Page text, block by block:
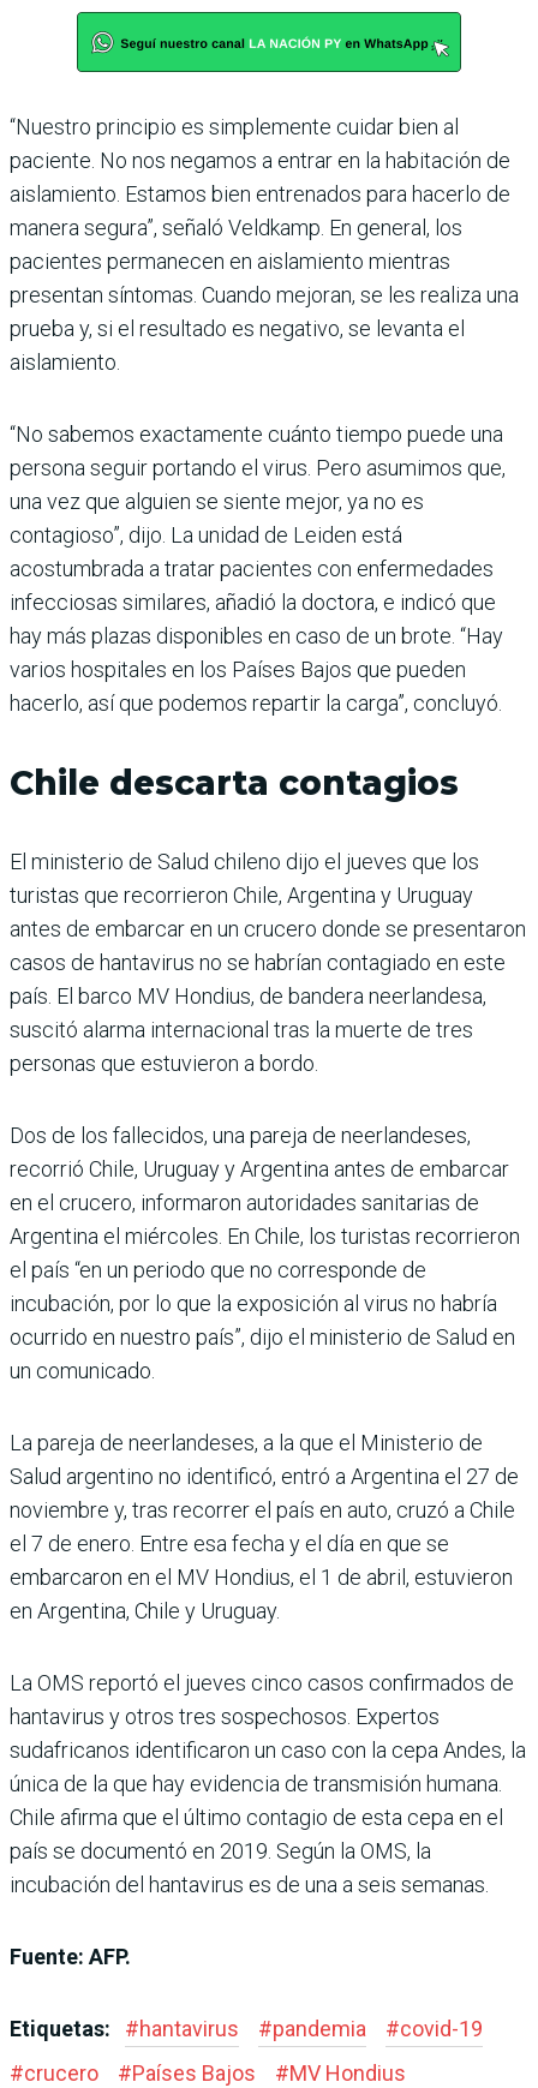
“Nuestro principio es simplemente cuidar bien al
paciente. No nos negamos a entrar en la habitación de
aislamiento. Estamos bien entrenados para hacerlo de
manera segura”, señaló Veldkamp. En general, los
pacientes permanecen en aislamiento mientras
presentan síntomas. Cuando mejoran, se les realiza una
prueba y, si el resultado es negativo, se levanta el
aislamiento.
“No sabemos exactamente cuánto tiempo puede una
persona seguir portando el virus. Pero asumimos que,
una vez que alguien se siente mejor, ya no es
contagioso”, dijo. La unidad de Leiden está
acostumbrada a tratar pacientes con enfermedades
infecciosas similares, añadió la doctora, e indicó que
hay más plazas disponibles en caso de un brote. “Hay
varios hospitales en los Países Bajos que pueden
hacerlo, así que podemos repartir la carga”, concluyó.
Chile descarta contagios
El ministerio de Salud chileno dijo el jueves que los
turistas que recorrieron Chile, Argentina y Uruguay
antes de embarcar en un crucero donde se presentaron
casos de hantavirus no se habrían contagiado en este
país. El barco MV Hondius, de bandera neerlandesa,
suscitó alarma internacional tras la muerte de tres
personas que estuvieron a bordo.
Dos de los fallecidos, una pareja de neerlandeses,
recorrió Chile, Uruguay y Argentina antes de embarcar
en el crucero, informaron autoridades sanitarias de
Argentina el miércoles. En Chile, los turistas recorrieron
el país “en un periodo que no corresponde de
incubación, por lo que la exposición al virus no habría
ocurrido en nuestro país”, dijo el ministerio de Salud en
un comunicado.
La pareja de neerlandeses, a la que el Ministerio de
Salud argentino no identificó, entró a Argentina el 27 de
noviembre y, tras recorrer el país en auto, cruzó a Chile
el 7 de enero. Entre esa fecha y el día en que se
embarcaron en el MV Hondius, el 1 de abril, estuvieron
en Argentina, Chile y Uruguay.
La OMS reportó el jueves cinco casos confirmados de
hantavirus y otros tres sospechosos. Expertos
sudafricanos identificaron un caso con la cepa Andes, la
única de la que hay evidencia de transmisión humana.
Chile afirma que el último contagio de esta cepa en el
país se documentó en 2019. Según la OMS, la
incubación del hantavirus es de una a seis semanas.
Fuente: AFP.
Etiquetas: #hantavirus #pandemia #covid-19
#crucero #Países Bajos #MV Hondius